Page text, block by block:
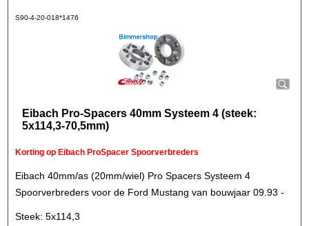
S90-4-20-018*1476
Eibach Pro-Spacers 40mm Systeem 4 (steek:
5x114,3-70,5mm)
Korting op Eibach ProSpacer Spoorverbreders
Eibach 40mm/as (20mm/wiel) Pro Spacers Systeem 4
Spoorverbreders voor de Ford Mustang van bouwjaar 09.93 -
Steek: 5x114,3